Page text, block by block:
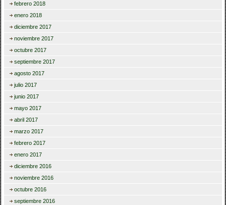
febrero 2018
enero 2018
diciembre 2017
noviembre 2017
octubre 2017
septiembre 2017
agosto 2017
julio 2017
junio 2017
mayo 2017
abril 2017
marzo 2017
febrero 2017
enero 2017
diciembre 2016
noviembre 2016
octubre 2016
septiembre 2016